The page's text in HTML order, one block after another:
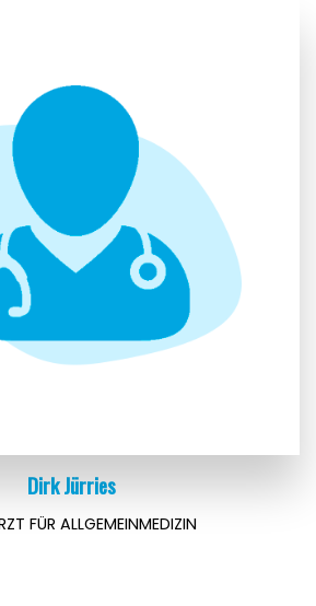
Dirk Jürries
FÜR ALLGEMEINMEDIZIN